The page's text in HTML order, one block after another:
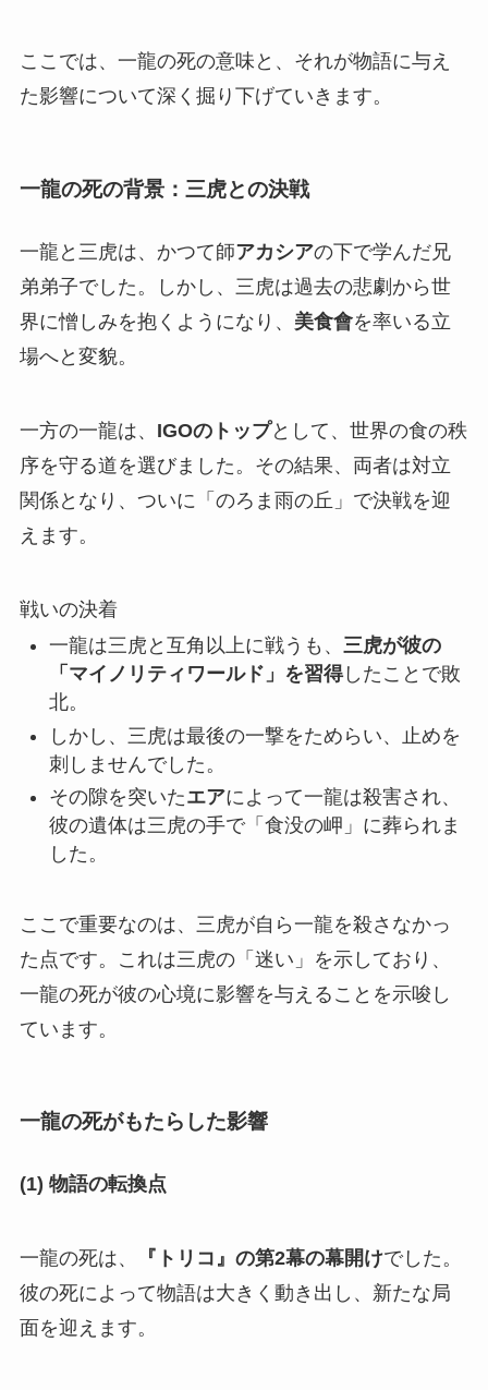
ここでは、一龍の死の意味と、それが物語に与え
た影響について深く掘り下げていきます。
一龍の死の背景：三虎との決戦
一龍と三虎は、かつて師アカシアの下で学んだ兄
弟弟子でした。しかし、三虎は過去の悲劇から世
界に憎しみを抱くようになり、 美食會を率いる立
場へと変貌。
一方の一龍は、 IGOのトップとして、世界の食の秩
序を守る道を選びました。その結果、両者は対立
関係となり、ついに「のろま雨の丘」で決戦を迎
えます。
戦いの決着
一龍は三虎と互角以上に戦うも、 三虎が彼の
「マイノリティワールド」を習得したことで敗
北。
しかし、三虎は最後の一撃をためらい、止めを
刺しませんでした。
その隙を突いたエアによって一龍は殺害され、
彼の遺体は三虎の手で「食没の岬」に葬られま
した。
ここで重要なのは、三虎が自ら一龍を殺さなかっ
た点です。これは三虎の「迷い」を示しており、
一龍の死が彼の心境に影響を与えることを示唆し
ています。
一龍の死がもたらした影響
(1) 物語の転換点
一龍の死は、 『トリコ』の第2幕の幕開けでした。
彼の死によって物語は大きく動き出し、新たな局
面を迎えます。